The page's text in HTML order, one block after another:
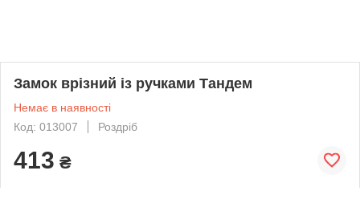
Замок врізний із ручками Тандем
Немає в наявності
Код: 013007
Роздріб
413 ₴